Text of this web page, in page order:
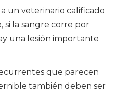
un veterinario calificado
la sangre corre por
una lesión importante
que parecen
también deben ser